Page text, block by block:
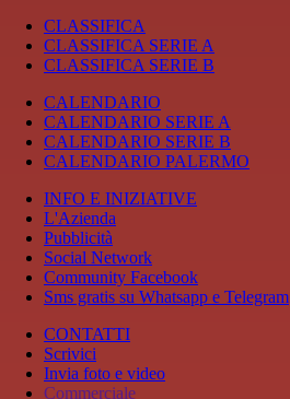
CLASSIFICA
CLASSIFICA SERIE A
CLASSIFICA SERIE B
CALENDARIO
CALENDARIO SERIE A
CALENDARIO SERIE B
CALENDARIO PALERMO
INFO E INIZIATIVE
L'Azienda
Pubblicità
Social Network
Community Facebook
Sms gratis su Whatsapp e Telegram
CONTATTI
Scrivici
Invia foto e video
Commerciale